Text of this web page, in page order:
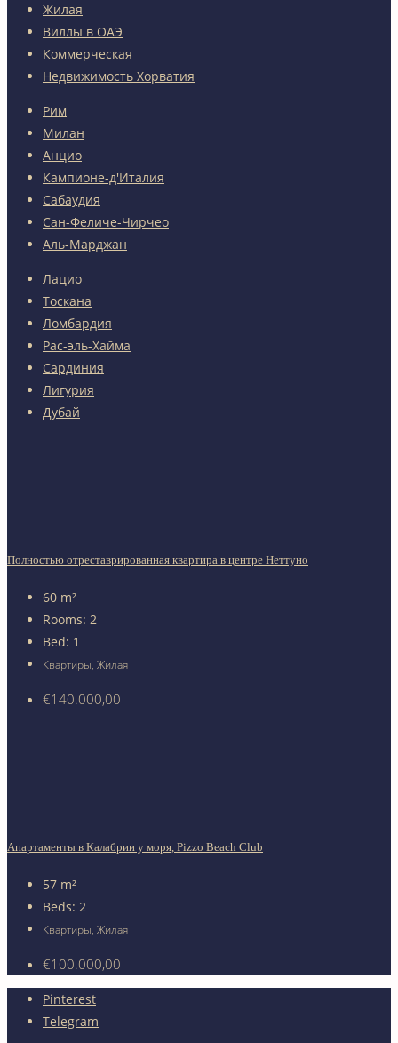
Жилая
Виллы в ОАЭ
Коммерческая
Недвижимость Хорватия
Рим
Милан
Анцио
Кампионе-д'Италия
Сабаудия
Сан-Феличе-Чирчео
Аль-Марджан
Лацио
Тоскана
Ломбардия
Рас-эль-Хайма
Сардиния
Лигурия
Дубай
Полностью отреставрированная квартира в центре Неттуно
60 m²
Rooms: 2
Bed: 1
Квартиры, Жилая
€140.000,00
Апартаменты в Калабрии у моря, Pizzo Beach Club
57 m²
Beds: 2
Квартиры, Жилая
€100.000,00
Pinterest
Telegram